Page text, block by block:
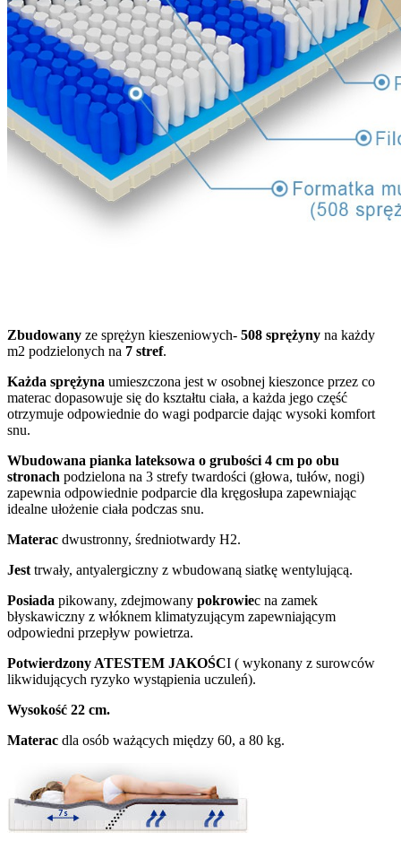
Zbudowany ze sprężyn kieszeniowych- 508 sprężyny na każdy
m2 podzielonych na 7 stref.
Każda sprężyna umieszczona jest w osobnej kieszonce przez co
materac dopasowuje się do kształtu ciała, a każda jego część
otrzymuje odpowiednie do wagi podparcie dając wysoki komfort
snu.
Wbudowana pianka lateksowa o grubości 4 cm po obu
stronach podzielona na 3 strefy twardości (głowa, tułów, nogi)
zapewnia odpowiednie podparcie dla kręgosłupa zapewniając
idealne ułożenie ciała podczas snu.
Materac dwustronny, średniotwardy H2.
Jest trwały, antyalergiczny z wbudowaną siatkę wentylującą.
Posiada pikowany, zdejmowany pokrowiec na zamek
błyskawiczny z włóknem klimatyzującym zapewniającym
odpowiedni przepływ powietrza.
Potwierdzony ATESTEM JAKOŚCI ( wykonany z surowców
likwidujących ryzyko wystąpienia uczuleń).
Wysokość 22 cm.
Materac dla osób ważących między 60, a 80 kg.